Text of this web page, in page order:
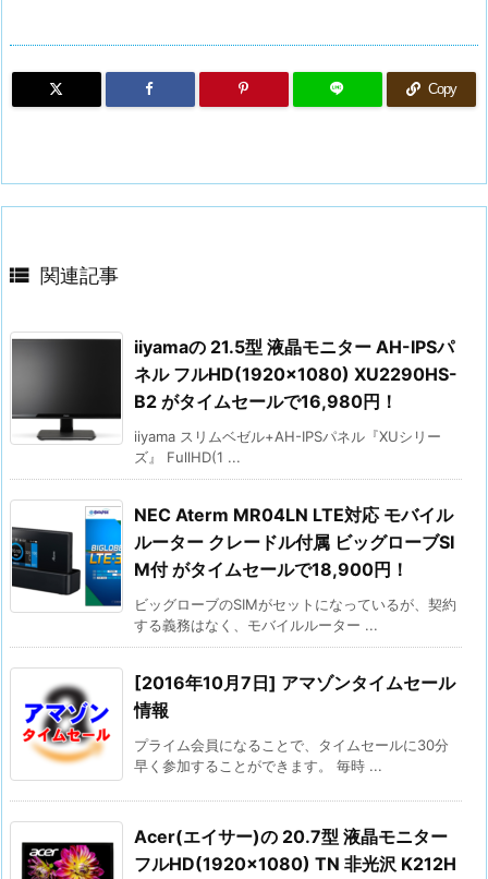
Copy
 関連記事
iiyamaの 21.5型 液晶モニター AH-IPSパ
ネル フルHD(1920×1080) XU2290HS-
B2 がタイムセールで16,980円！
iiyama スリムベゼル+AH-IPSパネル『XUシリー
ズ』 FullHD(1 ...
NEC Aterm MR04LN LTE対応 モバイル
ルーター クレードル付属 ビッグローブSI
M付 がタイムセールで18,900円！
ビッグローブのSIMがセットになっているが、契約
する義務はなく、モバイルルーター ...
[2016年10月7日] アマゾンタイムセール
情報
プライム会員になることで、タイムセールに30分
早く参加することができます。 毎時 ...
Acer(エイサー)の 20.7型 液晶モニター
フルHD(1920×1080) TN 非光沢 K212H